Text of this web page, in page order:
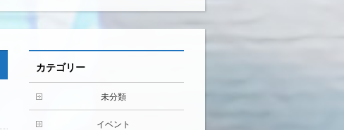
カテゴリー
未分類
イベント